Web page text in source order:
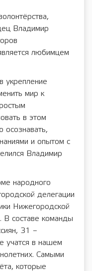
Владимир
любимцем
укрепление
мир к
в этом
осознавать,
и опытом с
Владимир
народного
делегации
Нижегородской
В составе команды
31 –
учатся в нашем
Самыми
которые